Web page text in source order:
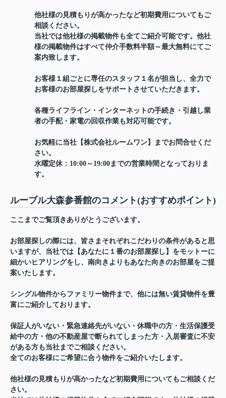
他社様の見積もりが高かったなど初期費用についてもご
相談ください。
当社では他社様の掲載物件も全てご紹介可能です。他社
様の掲載物件はすべて仲介手数料半額～最大無料にてご
案内致します。
お客様１組ごとに専任のスタッフ１名が担当し、全力で
お客様のお部屋探しをサポートさせていただきます。
各種ライフライン・インターネットの手続き・引越し業
者の手配・家電の回収作業も対応可能です。
お気軽に当社【株式会社ルームワン】までお問合せくだ
さい。
水曜定休：10:00～19:00までの営業時間となっておりま
す。
ルーブル大森参番館のコメント(おすすめポイント)
ここまでご覧頂きありがとうございます。
お部屋探しの際には、皆さまそれぞれこだわりの条件があると思
いますが、当社では【あなたに１番のお部屋探し】をモットーに
細かいヒアリングをし、南向きよりもあなた向きのお部屋をご提
案いたします。
シングル物件からファミリー物件まで、他には無い賃貸物件を豊
富にご紹介しております。
保証人がいない・緊急連絡先がいない・休職中の方・生活保護受
給中の方・他の不動産屋で断られてしまった方・入居審査に不安
がある方も当社までご相談ください。
全てのお客様にご希望に合う物件をご紹介いたします。
他社様の見積もりが高かったなど初期費用についてもご相談くだ
さい。